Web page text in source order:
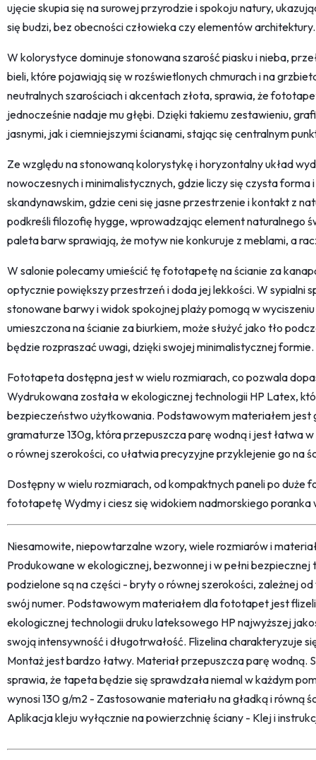
ujęcie skupia się na surowej przyrodzie i spokoju natury,
się budzi, bez obecności człowieka czy elementów architektury.
W kolorystyce dominuje stonowana szarość piasku i nieba,
bieli, które pojawiają się w rozświetlonych chmurach i na
neutralnych szarościach i akcentach złota, sprawia, że
jednocześnie nadaje mu głębi. Dzięki takiemu zestawieniu,
jasnymi, jak i ciemniejszymi ścianami, stając się centralnym
Ze względu na stonowaną kolorystykę i horyzontalny układ
nowoczesnych i minimalistycznych, gdzie liczy się czysta
skandynawskim, gdzie ceni się jasne przestrzenie i kontakt z
podkreśli filozofię hygge, wprowadzając element naturalnego
paleta barw sprawiają, że motyw nie konkuruje z meblami, a
W salonie polecamy umieścić tę fototapetę na ścianie za
optycznie powiększy przestrzeń i doda jej lekkości. W sypialni
stonowane barwy i widok spokojnej plaży pomogą w
umieszczona na ścianie za biurkiem, może służyć jako tło
będzie rozpraszać uwagi, dzięki swojej minimalistycznej formie.
Fototapeta dostępna jest w wielu rozmiarach, co pozwala
Wydrukowana została w ekologicznej technologii HP Latex,
bezpieczeństwo użytkowania. Podstawowym materiałem jest
gramaturze 130g, która przepuszcza parę wodną i jest łatwa
o równej szerokości, co ułatwia precyzyjne przyklejenie go na
Dostępny w wielu rozmiarach, od kompaktnych paneli po duże
fototapetę Wydmy i ciesz się widokiem nadmorskiego poranka
Niesamowite, niepowtarzalne wzory, wiele rozmiarów i
Produkowane w ekologicznej, bezwonnej i w pełni
podzielone są na części - bryty o równej szerokości, zależnej
swój numer. Podstawowym materiałem dla fototapet jest
ekologicznej technologii druku lateksowego HP najwyższej
swoją intensywność i długotrwałość. Flizelina charakteryzuje
Montaż jest bardzo łatwy. Materiał przepuszcza parę wodną.
sprawia, że tapeta będzie się sprawdzała niemal w każdym
wynosi 130 g/m2 - Zastosowanie materiału na gładką i równą
Aplikacja kleju wyłącznie na powierzchnię ściany - Klej i